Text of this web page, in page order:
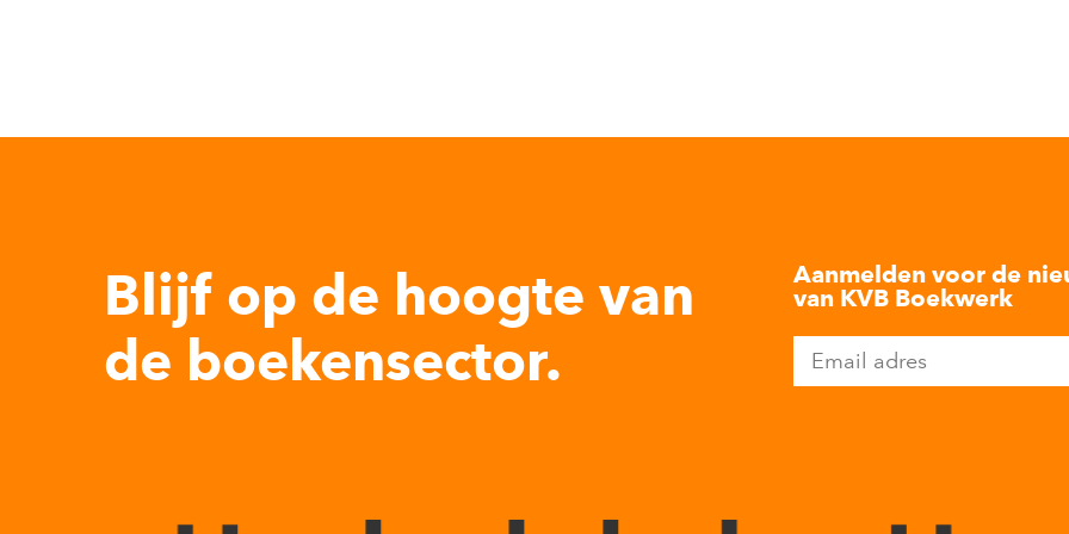
Blijf op de hoogte van
de boekensector.
Aanmelden voor de
van KVB Boekwerk